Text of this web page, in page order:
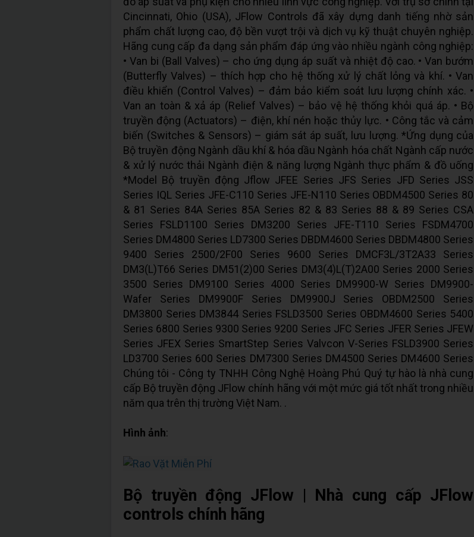
Cincinnati, Ohio (USA), JFlow Controls đã xây dựng danh tiếng nhờ sản
phẩm chất lượng cao, độ bền vượt trội và dịch vụ kỹ thuật chuyên nghiệp.
Hãng cung cấp đa dạng sản phẩm đáp ứng vào nhiều ngành công nghiệp:
• Van bi (Ball Valves) – cho ứng dụng áp suất và nhiệt độ cao. • Van bướm
(Butterfly Valves) – thích hợp cho hệ thống xử lý chất lỏng và khí. • Van
điều khiển (Control Valves) – đảm bảo kiểm soát lưu lượng chính xác. •
Van an toàn & xả áp (Relief Valves) – bảo vệ hệ thống khỏi quá áp. • Bộ
truyền động (Actuators) – điện, khí nén hoặc thủy lực. • Công tắc và cảm
biến (Switches & Sensors) – giám sát áp suất, lưu lượng. *Ứng dụng của
Bộ truyền động Ngành dầu khí & hóa dầu Ngành hóa chất Ngành cấp nước
& xử lý nước thải Ngành điện & năng lượng Ngành thực phẩm & đồ uống
*Model Bộ truyền động Jflow JFEE Series JFS Series JFD Series JSS
Series IQL Series JFE-C110 Series JFE-N110 Series OBDM4500 Series 80
& 81 Series 84A Series 85A Series 82 & 83 Series 88 & 89 Series CSA
Series FSLD1100 Series DM3200 Series JFE-T110 Series FSDM4700
Series DM4800 Series LD7300 Series DBDM4600 Series DBDM4800 Series
9400 Series 2500/2F00 Series 9600 Series DMCF3L/3T2A33 Series
DM3(L)T66 Series DM51(2)00 Series DM3(4)L(T)2A00 Series 2000 Series
3500 Series DM9100 Series 4000 Series DM9900-W Series DM9900-
Wafer Series DM9900F Series DM9900J Series OBDM2500 Series
DM3800 Series DM3844 Series FSLD3500 Series OBDM4600 Series 5400
Series 6800 Series 9300 Series 9200 Series JFC Series JFER Series JFEW
Series JFEX Series SmartStep Series Valvcon V-Series FSLD3900 Series
LD3700 Series 600 Series DM7300 Series DM4500 Series DM4600 Series
Chúng tôi - Công ty TNHH Công Nghệ Hoàng Phú Quý tự hào là nhà cung
cấp Bộ truyền động JFlow chính hãng với một mức giá tốt nhất trong nhiều
năm qua trên thị trường Việt Nam. .
Hình ảnh:
Bộ truyền động JFlow | Nhà cung cấp JFlow
controls chính hãng